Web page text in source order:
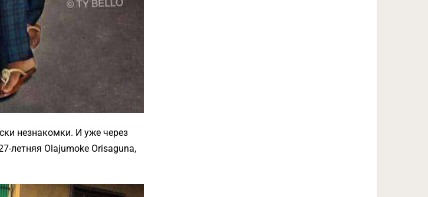
незнакомки. И уже через
летняя Olajumoke Orisaguna,